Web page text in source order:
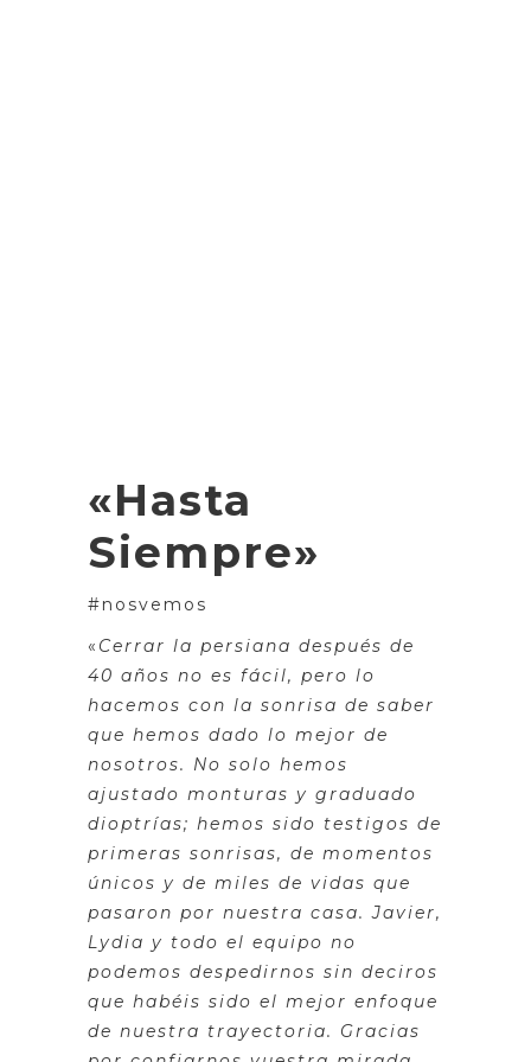
«Hasta
Siempre»
#nosvemos
« Cerrar la persiana después de
40 años no es fácil, pero lo
hacemos con la sonrisa de saber
que hemos dado lo mejor de
nosotros. No solo hemos
ajustado monturas y graduado
dioptrías; hemos sido testigos de
primeras sonrisas, de momentos
únicos y de miles de vidas que
pasaron por nuestra casa. Javier,
Lydia y todo el equipo no
podemos despedirnos sin deciros
que habéis sido el mejor enfoque
de nuestra trayectoria. Gracias